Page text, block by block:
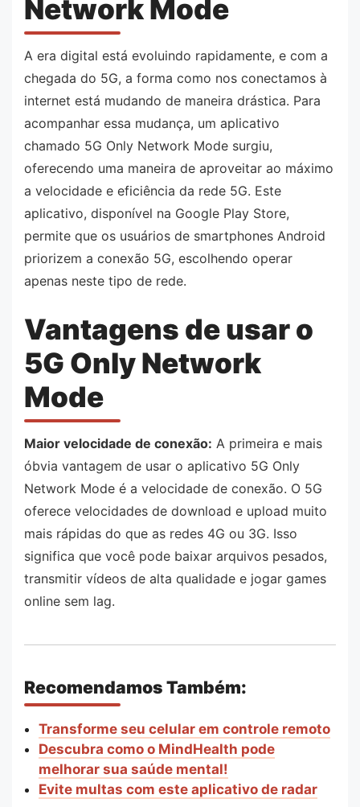
Network Mode
A era digital está evoluindo rapidamente, e com a
chegada do 5G, a forma como nos conectamos à
internet está mudando de maneira drástica. Para
acompanhar essa mudança, um aplicativo
chamado 5G Only Network Mode surgiu,
oferecendo uma maneira de aproveitar ao máximo
a velocidade e eficiência da rede 5G. Este
aplicativo, disponível na Google Play Store,
permite que os usuários de smartphones Android
priorizem a conexão 5G, escolhendo operar
apenas neste tipo de rede.
Vantagens de usar o
5G Only Network
Mode
Maior velocidade de conexão: A primeira e mais
óbvia vantagem de usar o aplicativo 5G Only
Network Mode é a velocidade de conexão. O 5G
oferece velocidades de download e upload muito
mais rápidas do que as redes 4G ou 3G. Isso
significa que você pode baixar arquivos pesados,
transmitir vídeos de alta qualidade e jogar games
online sem lag.
Recomendamos Também:
Transforme seu celular em controle remoto
Descubra como o MindHealth pode
melhorar sua saúde mental!
Evite multas com este aplicativo de radar